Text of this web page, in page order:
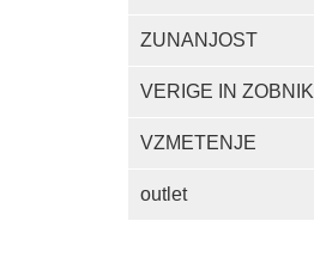
ZUNANJOST
VERIGE IN ZOBNIKI
VZMETENJE
outlet